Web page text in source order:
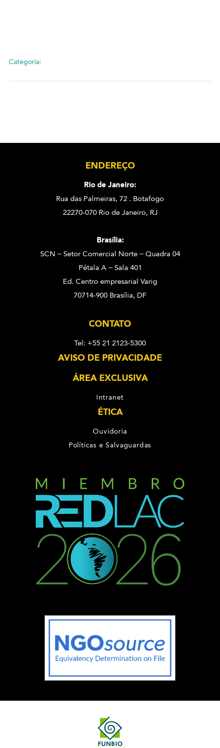
Categoria:
ENDEREÇO
Rio de Janeiro:
Rua das Palmeiras, 72 . Botafogo
22270-070 Rio de Janeiro, RJ
Brasília:
SCN – Setor Comercial Norte – Quadra 04
Pétala A – Sala 401
Ed. Centro empresarial Varig
70714-900 Brasília, DF
CONTATO
Tel: +55 21 2123-5300
AVISO DE PRIVACIDADE
ÁREA EXCLUSIVA
Intranet
ÉTICA
Ouvidoria
Políticas e Salvaguardas